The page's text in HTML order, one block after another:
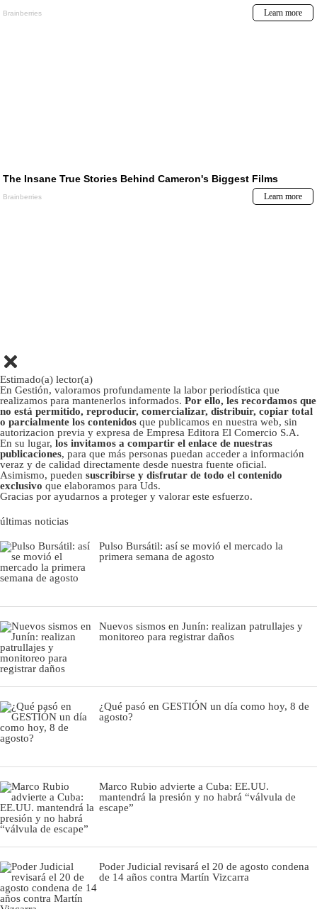
Estimado(a) lector(a)
En Gestión, valoramos profundamente la labor periodística que
realizamos para mantenerlos informados. Por ello, les recordamos que
no está permitido, reproducir, comercializar, distribuir, copiar total
o parcialmente los contenidos que publicamos en nuestra web, sin
autorizacion previa y expresa de Empresa Editora El Comercio S.A.
En su lugar, los invitamos a compartir el enlace de nuestras
publicaciones, para que más personas puedan acceder a información
veraz y de calidad directamente desde nuestra fuente oficial.
Asimismo, pueden suscribirse y disfrutar de todo el contenido
exclusivo que elaboramos para Uds.
Gracias por ayudarnos a proteger y valorar este esfuerzo.
últimas noticias
Pulso Bursátil: así se movió el mercado la
primera semana de agosto
Nuevos sismos en Junín: realizan patrullajes y
monitoreo para registrar daños
¿Qué pasó en GESTIÓN un día como hoy, 8 de
agosto?
Marco Rubio advierte a Cuba: EE.UU.
mantendrá la presión y no habrá “válvula de
escape”
Poder Judicial revisará el 20 de agosto condena
de 14 años contra Martín Vizcarra